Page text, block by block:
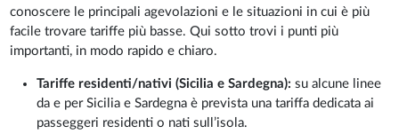
conoscere le principali agevolazioni e le situazioni in cui è più
facile trovare tariffe più basse. Qui sotto trovi i punti più
importanti, in modo rapido e chiaro.
Tariffe residenti/nativi (Sicilia e Sardegna): su alcune linee
da e per Sicilia e Sardegna è prevista una tariffa dedicata ai
passeggeri residenti o nati sull’isola.